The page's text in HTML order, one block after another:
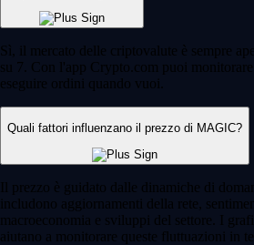
Sì, il mercato delle criptovalute è sempre
su 7. Con l'app Crypto.com puoi
eseguire ordini quando vuoi.
Quali fattori influenzano il prezzo di MAGIC?
Il prezzo è guidato dalle dinamiche di
includono aggiornamenti della rete,
macroeconomia e sviluppi del settore. I
aiutano a monitorare queste fluttuazioni in